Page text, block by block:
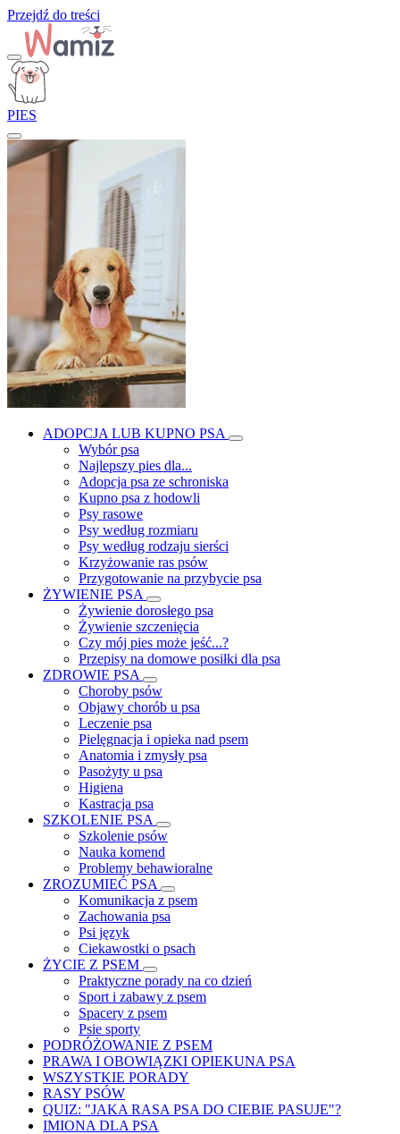
Przejdź do treści
PIES
ADOPCJA LUB KUPNO PSA
Wybór psa
Najlepszy pies dla...
Adopcja psa ze schroniska
Kupno psa z hodowli
Psy rasowe
Psy według rozmiaru
Psy według rodzaju sierści
Krzyżowanie ras psów
Przygotowanie na przybycie psa
ŻYWIENIE PSA
Żywienie dorosłego psa
Żywienie szczenięcia
Czy mój pies może jeść...?
Przepisy na domowe posiłki dla psa
ZDROWIE PSA
Choroby psów
Objawy chorób u psa
Leczenie psa
Pielęgnacja i opieka nad psem
Anatomia i zmysły psa
Pasożyty u psa
Higiena
Kastracja psa
SZKOLENIE PSA
Szkolenie psów
Nauka komend
Problemy behawioralne
ZROZUMIEĆ PSA
Komunikacja z psem
Zachowania psa
Psi język
Ciekawostki o psach
ŻYCIE Z PSEM
Praktyczne porady na co dzień
Sport i zabawy z psem
Spacery z psem
Psie sporty
PODRÓŻOWANIE Z PSEM
PRAWA I OBOWIĄZKI OPIEKUNA PSA
WSZYSTKIE PORADY
RASY PSÓW
QUIZ: "JAKA RASA PSA DO CIEBIE PASUJE"?
IMIONA DLA PSA